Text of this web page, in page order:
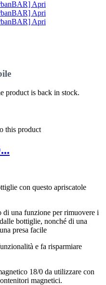
product is back in stock.
this product
con questo apriscatole
di una funzione per rimuovere i
bottiglie, nonché di una
presa facile
e fa risparmiare
18/0 da utilizzare con
magnetici.